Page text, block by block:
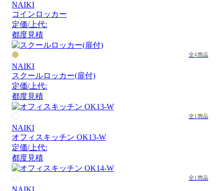
NAIKI
コインロッカー
定価/上代:
都度見積
全4商品
NAIKI
スクールロッカー(扉付)
定価/上代:
都度見積
全1商品
NAIKI
オフィスキッチン OK13-W
定価/上代:
都度見積
全1商品
NAIKI